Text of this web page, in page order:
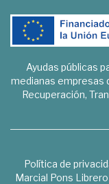
Ayudas públicas
medianas empresas
Recuperación,
Política de
Marcial Pons